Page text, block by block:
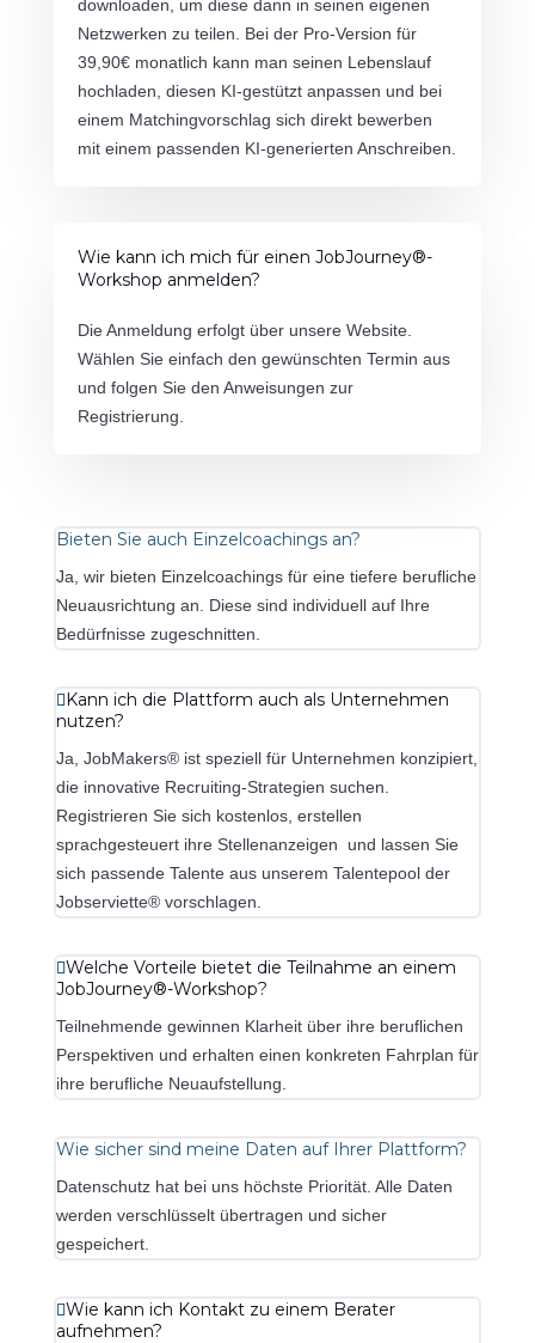
downloaden, um diese dann in seinen eigenen
Netzwerken zu teilen. Bei der Pro-Version für
39,90€ monatlich kann man seinen Lebenslauf
hochladen, diesen KI-gestützt anpassen und bei
einem Matchingvorschlag sich direkt bewerben
mit einem passenden KI-generierten Anschreiben.
Wie kann ich mich für einen JobJourney®-
Workshop anmelden?
Die Anmeldung erfolgt über unsere Website.
Wählen Sie einfach den gewünschten Termin aus
und folgen Sie den Anweisungen zur
Registrierung.
Bieten Sie auch Einzelcoachings an?
Ja, wir bieten Einzelcoachings für eine tiefere berufliche
Neuausrichtung an. Diese sind individuell auf Ihre
Bedürfnisse zugeschnitten.
Kann ich die Plattform auch als Unternehmen
nutzen?
Ja, JobMakers® ist speziell für Unternehmen konzipiert,
die innovative Recruiting-Strategien suchen.
Registrieren Sie sich kostenlos, erstellen
sprachgesteuert ihre Stellenanzeigen und lassen Sie
sich passende Talente aus unserem Talentepool der
Jobserviette® vorschlagen.
Welche Vorteile bietet die Teilnahme an einem
JobJourney®-Workshop?
Teilnehmende gewinnen Klarheit über ihre beruflichen
Perspektiven und erhalten einen konkreten Fahrplan für
ihre berufliche Neuaufstellung.
Wie sicher sind meine Daten auf Ihrer Plattform?
Datenschutz hat bei uns höchste Priorität. Alle Daten
werden verschlüsselt übertragen und sicher
gespeichert.
Wie kann ich Kontakt zu einem Berater
aufnehmen?